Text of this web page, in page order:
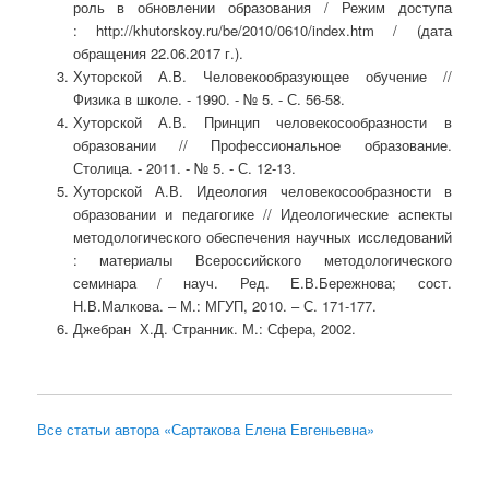
роль в обновлении образования / Режим доступа
: http://khutorskoy.ru/be/2010/0610/index.htm / (дата
обращения 22.06.2017 г.).
Хуторской А.В. Человекообразующее обучение //
Физика в школе. - 1990. - № 5. - С. 56-58.
Хуторской А.В. Принцип человекосообразности в
образовании // Профессиональное образование.
Столица. - 2011. - № 5. - С. 12-13.
Хуторской А.В. Идеология человекосообразности в
образовании и педагогике // Идеологические аспекты
методологического обеспечения научных исследований
: материалы Всероссийского методологического
семинара / науч. Ред. Е.В.Бережнова; сост.
Н.В.Малкова. – М.: МГУП, 2010. – С. 171-177.
Джебран Х.Д. Странник. М.: Сфера, 2002.
Все статьи автора «Сартакова Елена Евгеньевна»